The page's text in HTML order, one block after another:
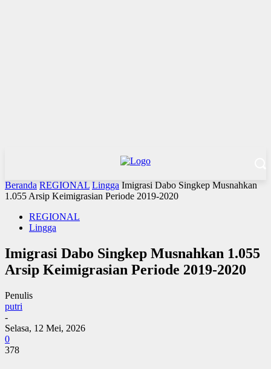
Beranda REGIONAL Lingga Imigrasi Dabo Singkep Musnahkan
1.055 Arsip Keimigrasian Periode 2019-2020
REGIONAL
Lingga
Imigrasi Dabo Singkep Musnahkan 1.055
Arsip Keimigrasian Periode 2019-2020
Penulis
putri
-
Selasa, 12 Mei, 2026
0
378